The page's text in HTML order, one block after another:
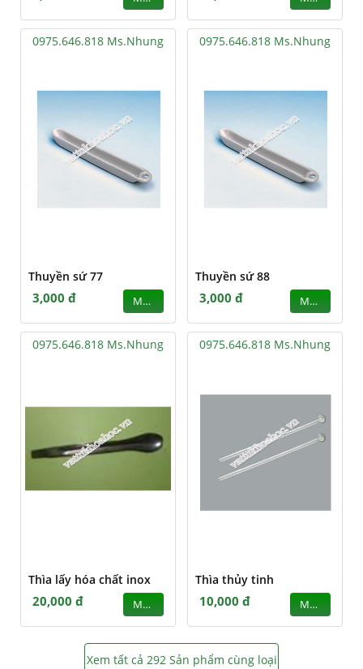
0975.646.818 Ms.Nhung
Thuyền sứ 77
3,000 đ MUA
0975.646.818 Ms.Nhung
Thuyền sứ 88
3,000 đ MUA
0975.646.818 Ms.Nhung
Thìa lấy hóa chất inox
20,000 đ MUA
0975.646.818 Ms.Nhung
Thìa thủy tinh
10,000 đ MUA
Xem tất cả 292 Sản phẩm cùng loại